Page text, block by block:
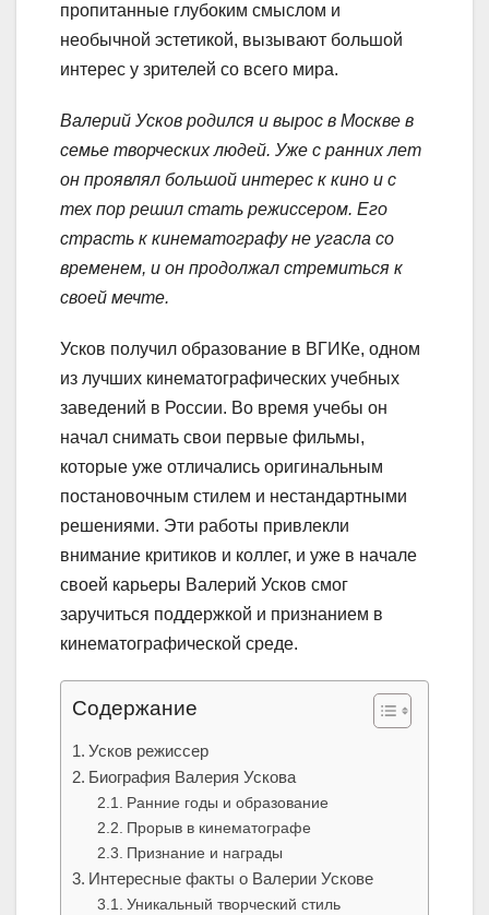
пропитанные глубоким смыслом и
необычной эстетикой, вызывают большой
интерес у зрителей со всего мира.
Валерий Усков родился и вырос в Москве в
семье творческих людей. Уже с ранних лет
он проявлял большой интерес к кино и с
тех пор решил стать режиссером. Его
страсть к кинематографу не угасла со
временем, и он продолжал стремиться к
своей мечте.
Усков получил образование в ВГИКе, одном
из лучших кинематографических учебных
заведений в России. Во время учебы он
начал снимать свои первые фильмы,
которые уже отличались оригинальным
постановочным стилем и нестандартными
решениями. Эти работы привлекли
внимание критиков и коллег, и уже в начале
своей карьеры Валерий Усков смог
заручиться поддержкой и признанием в
кинематографической среде.
Содержание
Усков режиссер
Биография Валерия Ускова
Ранние годы и образование
Прорыв в кинематографе
Признание и награды
Интересные факты о Валерии Ускове
Уникальный творческий стиль